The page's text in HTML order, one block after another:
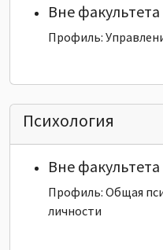
Вне факультета
Профиль:
Психология
Вне факультета
Профиль: Общая
личности